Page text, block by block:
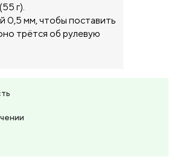
г).
0,5 мм, чтобы поставить
трётся об рулевую